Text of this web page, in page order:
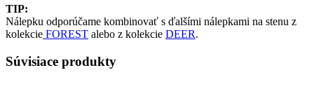
TIP:
Nálepku odporúčame kombinovať s ďalšími nálepkami na stenu z
kolekcie FOREST alebo z kolekcie DEER.
Súvisiace produkty